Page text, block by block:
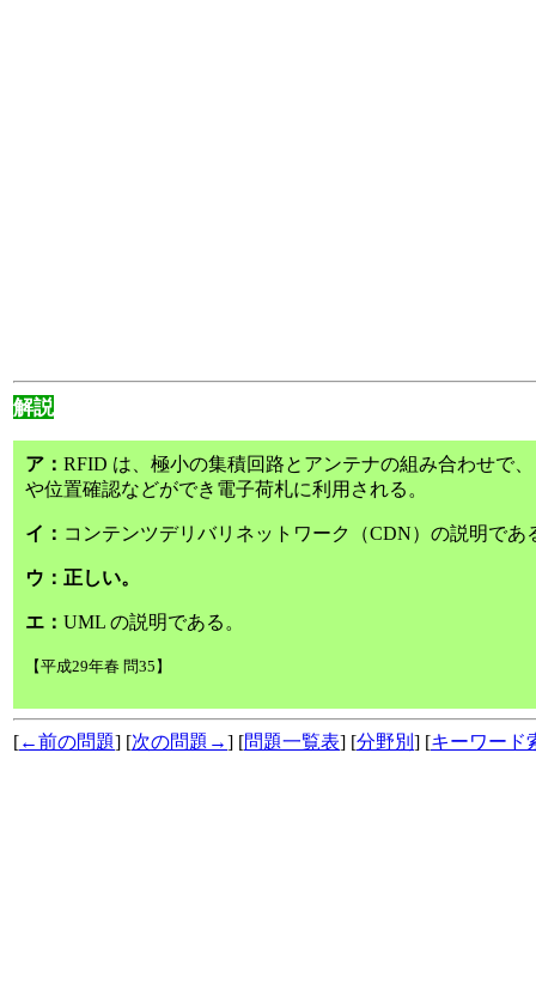
解説
ア： RFID は、極小の集積回路とアンテナの組み合わせで
や位置確認などができ電子荷札に利用される。
イ： コンテンツデリバリネットワーク（CDN）の説明であ
ウ：正しい。
エ： UML の説明である。
【平成29年春 問35】
[←前の問題] [次の問題→] [問題一覧表] [分野別 ] [キーワード